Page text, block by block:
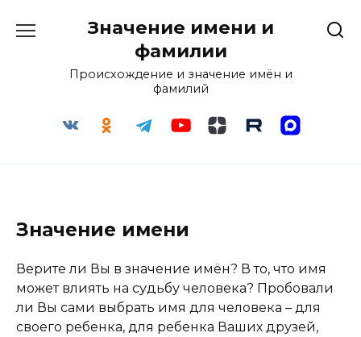
Значение имени и
фамилии
Происхождение и значение имён и
фамилий
Значение имени
Верите ли Вы в значение имён? В то, что имя
может влиять на судьбу человека? Пробовали
ли Вы сами выбрать имя для человека – для
своего ребенка, для ребенка Ваших друзей,